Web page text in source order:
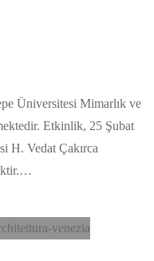
Üniversitesi Mimarlık ve
Etkinlik, 25 Şubat
H. Vedat Çakırca